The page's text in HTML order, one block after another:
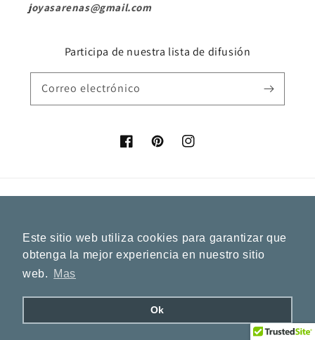
Este sitio web utiliza cookies para garantizar que
obtenga la mejor experiencia en nuestro sitio
web.
Mas
Ok
joyasarenas@gmail.com
Participa de nuestra lista de difusión
Correo electrónico
FacebookPinterestInstagram
España (EUR €) Español
Formas
© 2026,ArenasJewelry Tecnología de Shopify